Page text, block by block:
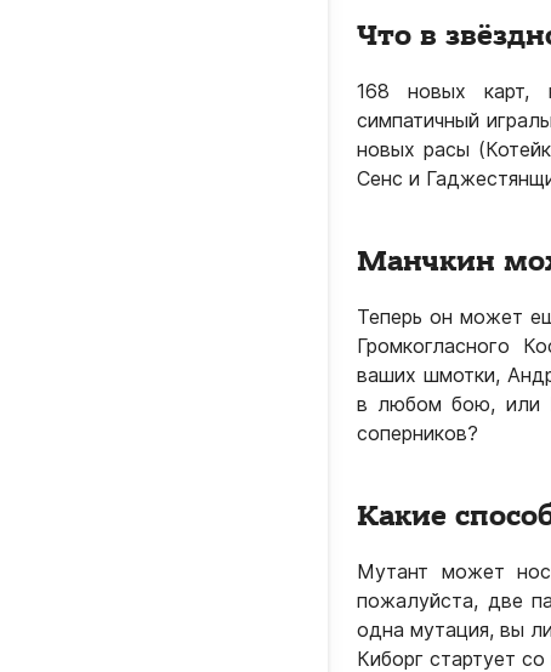
Что в
168 новых карт,
симпатичный
новых расы
Сенс и
Манчкин
Теперь он может
Громкогласного
ваших шмотки,
в любом бою, или
соперников?
Какие
Мутант может
пожалуйста, две
одна мутация, вы
Киборг стартует